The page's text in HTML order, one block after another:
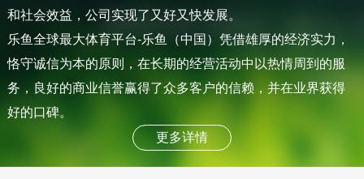
和社会效益，公司实现了又好又快发展。
乐鱼全球最大体育平台-乐鱼（中国）凭借雄厚的经济实力，
恪守诚信为本的原则，在长期的经营活动中以热情周到的服
务，良好的商业信誉赢得了众多客户的信赖，并在业界获得
好的口碑。
更多详情